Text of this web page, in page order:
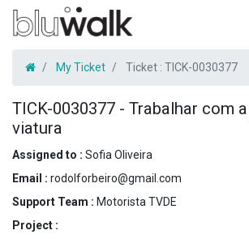
My Ticket Ticket : TICK-0030377
TICK-0030377 - Trabalhar com
viatura
Assigned to : Sofia Oliveira
Email : rodolforbeiro@gmail.com
Support Team : Motorista TVDE
Project :